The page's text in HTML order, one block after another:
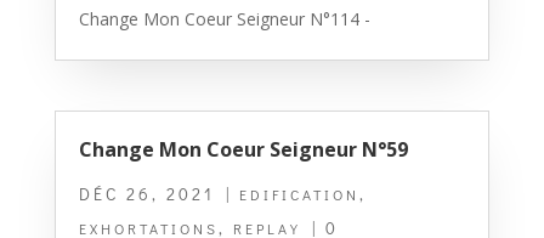
Change Mon Coeur Seigneur N°114 -
Change Mon Coeur Seigneur N°59
DÉC 26, 2021 | EDIFICATION ,
EXHORTATIONS, REPLAY
| 0